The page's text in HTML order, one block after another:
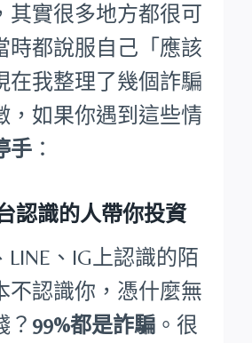
其實很多地方都很可
時都說服自己「應該
在我整理了幾個詐騙
，如果你遇到這些情
手 ：
認識的人帶你投資
LINE、IG上認識的陌
不認識你，憑什麼無
？ 99%都是詐騙 。很